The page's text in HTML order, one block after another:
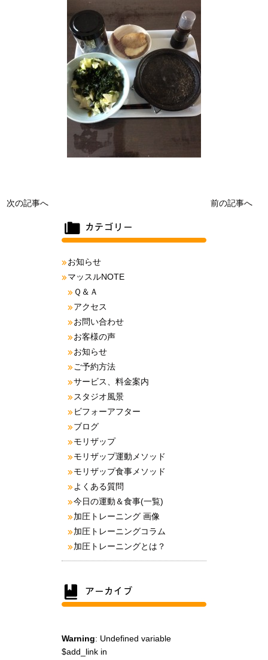
次の記事へ 前の記事へ
お知らせ
マッスルNOTE
Ｑ＆Ａ
アクセス
お問い合わせ
お客様の声
お知らせ
ご予約方法
サービス、料金案内
スタジオ風景
ビフォーアフター
ブログ
モリザップ
モリザップ運動メソッド
モリザップ食事メソッド
よくある質問
今日の運動＆食事(一覧)
加圧トレーニング 画像
加圧トレーニングコラム
加圧トレーニングとは？
Warning: Undefined variable
$add_link in